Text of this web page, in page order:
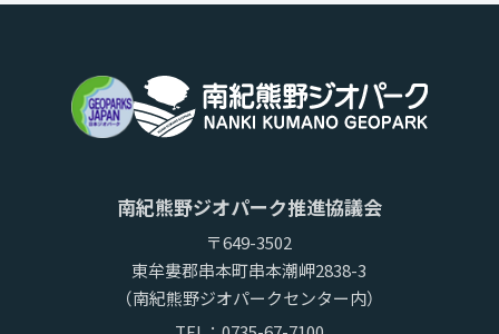
南紀熊野ジオパーク推進協議会
〒649-3502
東牟婁郡串本町串本潮岬2838-3
（南紀熊野ジオパークセンター内）